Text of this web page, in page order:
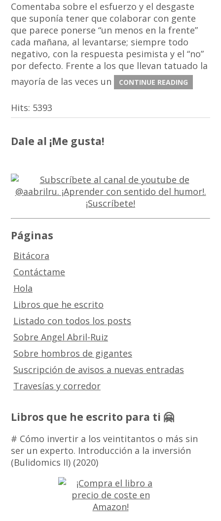
Comentaba sobre el esfuerzo y el desgaste
que suponía tener que colaborar con gente
que parece ponerse “un menos en la frente”
cada mañana, al levantarse; siempre todo
negativo, con la respuesta pesimista y el “no”
por defecto. Frente a los que llevan tatuado la
mayoría de las veces un
CONTINUE READING
Hits: 5393
Dale al ¡Me gusta!
Páginas
Bitácora
Contáctame
Hola
Libros que he escrito
Listado con todos los posts
Sobre Angel Abril-Ruiz
Sobre hombros de gigantes
Suscripción de avisos a nuevas entradas
Travesías y corredor
Libros que he escrito para ti 🤗
# Cómo invertir a los veintitantos o más sin
ser un experto. Introducción a la inversión
(Bulidomics II) (2020)